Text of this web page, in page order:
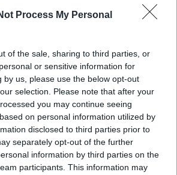
Process My Personal
of the sale, sharing to third parties, or
or sensitive information for
by us, please use the below opt-out
selection. Please note that after your
you may continue seeing
on personal information utilized by
disclosed to third parties prior to
separately opt-out of the further
information by third parties on the
participants. This information may
vendosur të transferohet te
Barcelona